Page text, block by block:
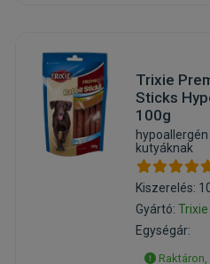
Trixie
Sticks
100g
kutyáknak
Kiszerelés:
Gyártó:Trixie
Egységár: